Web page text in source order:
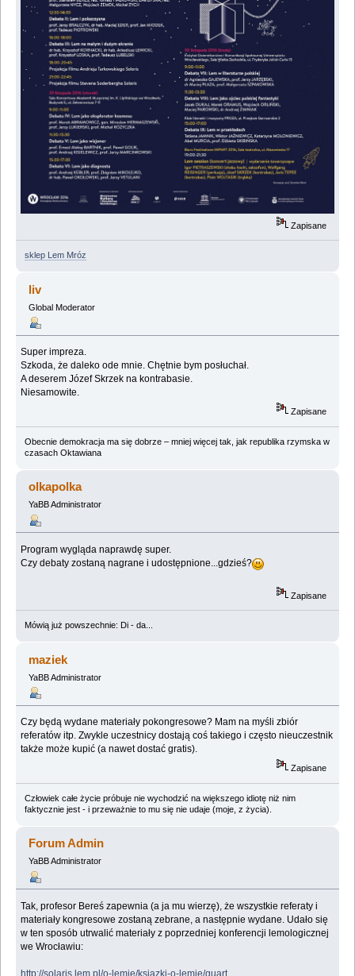
Zapisane
sklep Lem Mróz
liv
Global Moderator
Super impreza.
Szkoda, że daleko ode mnie. Chętnie bym posłuchał.
A deserem Józef Skrzek na kontrabasie.
Niesamowite.
Zapisane
Obecnie demokracja ma się dobrze – mniej więcej tak, jak republika rzymska w
czasach Oktawiana
olkapolka
YaBB Administrator
Program wygląda naprawdę super.
Czy debaty zostaną nagrane i udostępnione...gdzieś?
Zapisane
Mówią już powszechnie: Di - da...
maziek
YaBB Administrator
Czy będą wydane materiały pokongresowe? Mam na myśli zbiór
referatów itp. Zwykle uczestnicy dostają coś takiego i często nieuczestnik
także może kupić (a nawet dostać gratis).
Zapisane
Człowiek całe życie próbuje nie wychodzić na większego idiotę niż nim
faktycznie jest - i przeważnie to mu się nie udaje (moje, z życia).
Forum Admin
YaBB Administrator
Tak, profesor Bereś zapewnia (a ja mu wierzę), że wszystkie referaty i
materiały kongresowe zostaną zebrane, a następnie wydane. Udało się
w ten sposób utrwalić materiały z poprzedniej konferencji lemologicznej
we Wrocławiu:
http://solaris.lem.pl/o-lemie/ksiazki-o-lemie/quart